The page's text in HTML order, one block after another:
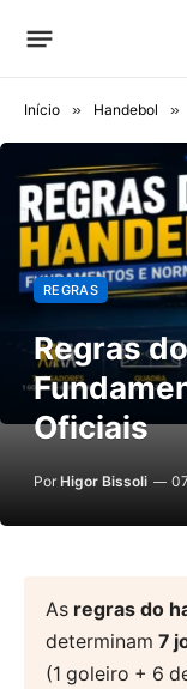
Início » Handebol »
REGRAS
Regras
Oficiais
Por Higor Bissoli
As regras do
determinam 7
(1 goleiro + 6